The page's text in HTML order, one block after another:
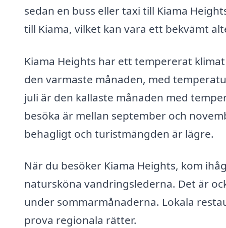
sedan en buss eller taxi till Kiama
till Kiama, vilket kan vara ett bekvämt
Kiama Heights har ett tempererat
den varmaste månaden, med
juli är den kallaste månaden med
besöka är mellan september och
behagligt och turistmängden är lägre.
När du besöker Kiama Heights, kom
natursköna vandringslederna. Det är
under sommarmånaderna. Lokala
prova regionala rätter.